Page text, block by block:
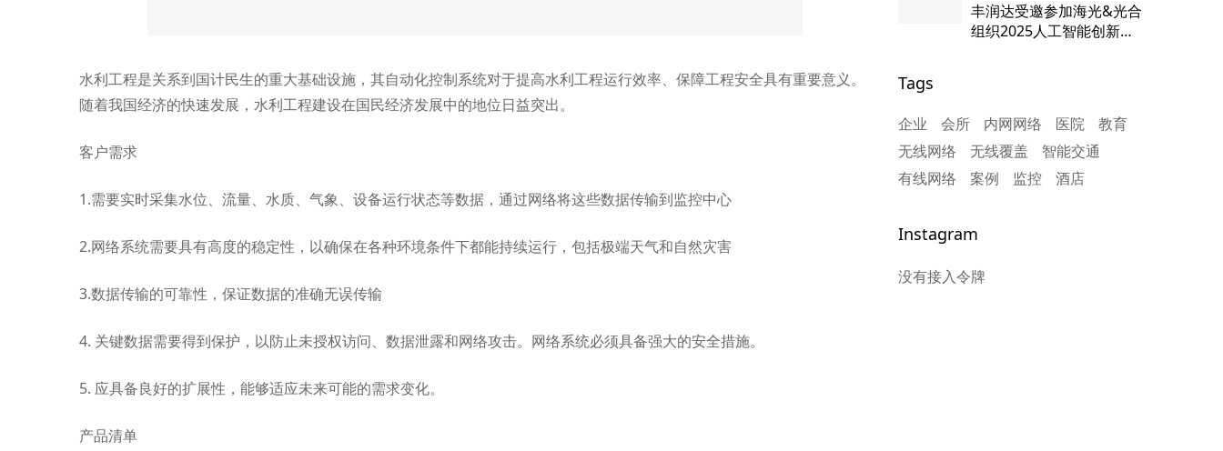
水利工程是关系到国计民生的重大基础设施，其自动化控制系统对于提高水利工程运行效率、保障工程安全具有重要意义。
随着我国经济的快速发展，水利工程建设在国民经济发展中的地位日益突出。
客户需求
1.需要实时采集水位、流量、水质、气象、设备运行状态等数据，通过网络将这些数据传输到监控中心
2.网络系统需要具有高度的稳定性，以确保在各种环境条件下都能持续运行，包括极端天气和自然灾害
3.数据传输的可靠性，保证数据的准确无误传输
4. 关键数据需要得到保护，以防止未授权访问、数据泄露和网络攻击。网络系统必须具备强大的安全措施。
5. 应具备良好的扩展性，能够适应未来可能的需求变化。
产品清单
丰润达受邀参加海光&光合
组织2025人工智能创新大
Tags
企业 会所 内网网络 医院
教育
无线网络
无线覆盖
智能交通
有线网络
案例 监控 酒店
Instagram
没有接入令牌